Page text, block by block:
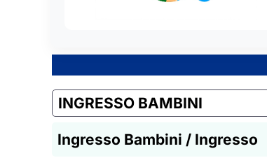
INGRESSO BAMBINI
Ingresso Bambini / Ingresso